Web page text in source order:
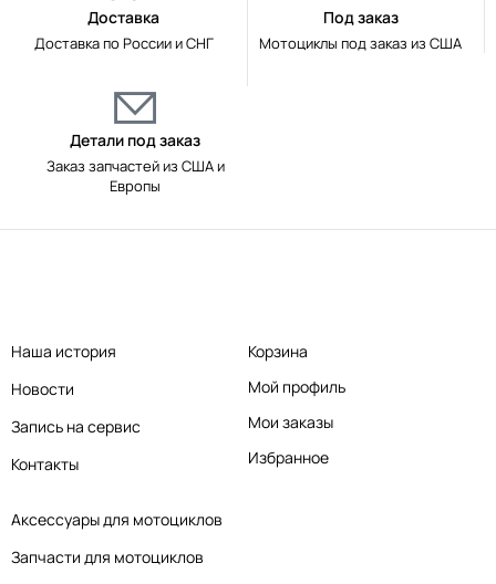
Доставка
Доставка по России и СНГ
Под заказ
Мотоциклы под заказ из США
Детали под заказ
Заказ запчастей из США и
Европы
Аксессуары для мотоциклов
Запчасти для мотоциклов
Наша история
Новости
Запись на сервис
Контакты
Корзина
Мой профиль
Мои заказы
Избранное